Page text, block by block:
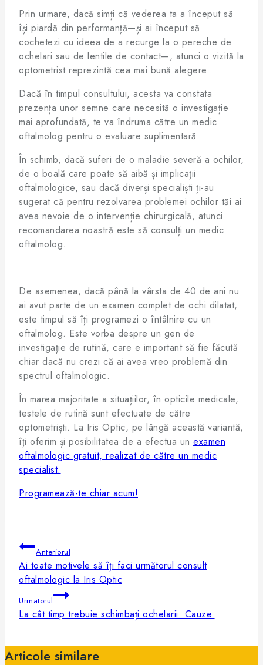
Prin urmare, dacă simți că vederea ta a început să
își piardă din performanță—și ai început să
cochetezi cu ideea de a recurge la o pereche de
ochelari sau de lentile de contact—, atunci o vizită la
optometrist reprezintă cea mai bună alegere.
Dacă în timpul consultului, acesta va constata
prezența unor semne care necesită o investigație
mai aprofundată, te va îndruma către un medic
oftalmolog pentru o evaluare suplimentară.
În schimb, dacă suferi de o maladie severă a ochilor,
de o boală care poate să aibă și implicații
oftalmologice, sau dacă diverși specialiști ți-au
sugerat că pentru rezolvarea problemei ochilor tăi ai
avea nevoie de o intervenție chirurgicală, atunci
recomandarea noastră este să consulți un medic
oftalmolog.
De asemenea, dacă până la vârsta de 40 de ani nu
ai avut parte de un examen complet de ochi dilatat,
este timpul să îți programezi o întâlnire cu un
oftalmolog. Este vorba despre un gen de
investigație de rutină, care e important să fie făcută
chiar dacă nu crezi că ai avea vreo problemă din
spectrul oftalmologic.
În marea majoritate a situațiilor, în opticile medicale,
testele de rutină sunt efectuate de către
optometriști. La Iris Optic, pe lângă această variantă,
îți oferim și posibilitatea de a efectua un examen
oftalmologic gratuit, realizat de către un medic
specialist.
Programează-te chiar acum!
Anteriorul
Ai toate motivele să îți faci următorul consult
oftalmologic la Iris Optic
Urmatorul
La cât timp trebuie schimbați ochelarii. Cauze.
Articole similare